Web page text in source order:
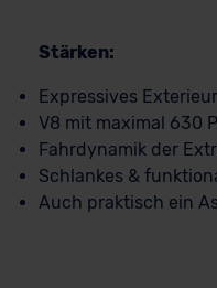
Stärken:
Expressives Exterieur
V8 mit maximal 630
Fahrdynamik der
Schlankes &
Auch praktisch ein